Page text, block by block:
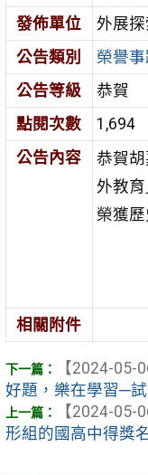
發佈單位
外展
公告類別
榮譽事
公告等級
恭賀
點閱次數
1,694
公告內容
恭賀
外教
榮獲
相關附件
【2024-05-
好題，樂在學習─
【2024-05-
形組的國高中得獎